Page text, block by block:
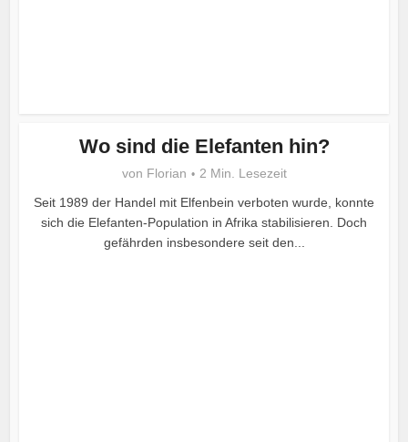
Wo sind die Elefanten hin?
von Florian
2 Min. Lesezeit
Seit 1989 der Handel mit Elfenbein verboten wurde, konnte
sich die Elefanten-Population in Afrika stabilisieren. Doch
gefährden insbesondere seit den...